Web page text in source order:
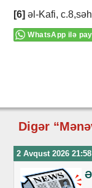
[6] əl-Kafi,
WhatsApp ilə
Digər
2 Avqust 2026 21:58